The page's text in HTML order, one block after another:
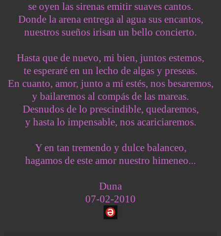
se oyen las sirenas emitir suaves cantos.
Donde la arena entrega al agua sus encantos,
nuestros sueños irisan un bello concierto.
Hasta que de nuevo, mi bien, juntos estemos,
te esperaré en un lecho de algas y preseas.
En cuanto, amor, junto a mí estés, nos besaremos,
y bailaremos al compás de las mareas.
Desnudos de lo prescindible, quedaremos,
y hasta lo impensable, nos acariciaremos.
Y en tan tremendo y dulce balanceo,
hagamos de este amor nuestro himeneo...
Duna
07-02-2010